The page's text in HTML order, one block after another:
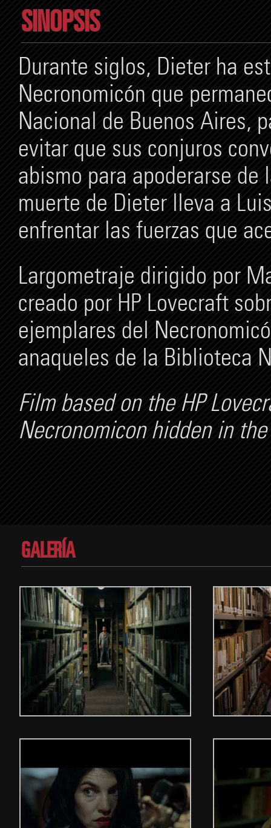
SINOPSIS
Durante siglos, Dieter ha
Necronomicón que
Nacional de Buenos Aires,
evitar que sus conjuros
abismo para apoderarse
muerte de Dieter lleva a
enfrentar las fuerzas que
Largometraje dirigido por
creado por HP Lovecraft
ejemplares del
anaqueles de la Biblioteca
Film based on the HP
Necronomicon hidden in
GALERÍA